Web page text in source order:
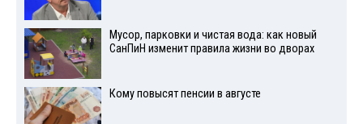
Мусор, парковки и чистая вода: как новый
СанПиН изменит правила жизни во дворах
Кому повысят пенсии в августе